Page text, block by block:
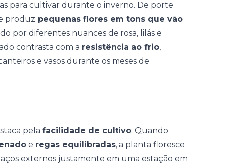
para cultivar durante o inverno. De porte
produz pequenas flores em tons que vão
por diferentes nuances de rosa, lilás e
contrasta com a resistência ao frio,
e vasos durante os meses de
pela facilidade de cultivo. Quando
e regas equilibradas, a planta floresce
externos justamente em uma estação em